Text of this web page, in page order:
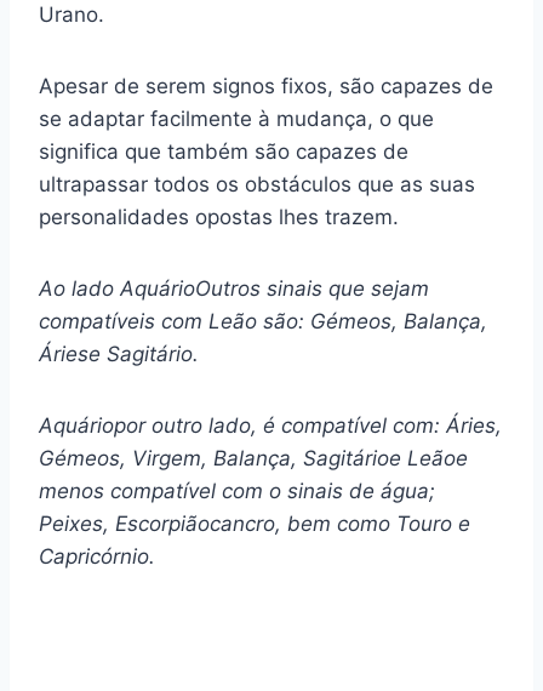
Urano.
Apesar de serem signos fixos, são capazes de
se adaptar facilmente à mudança, o que
significa que também são capazes de
ultrapassar todos os obstáculos que as suas
personalidades opostas lhes trazem.
Ao lado AquárioOutros sinais que sejam
compatíveis com Leão são: Gémeos, Balança,
Áriese Sagitário.
Aquáriopor outro lado, é compatível com: Áries,
Gémeos, Virgem, Balança, Sagitárioe Leãoe
menos compatível com o sinais de água;
Peixes, Escorpiãocancro, bem como Touro e
Capricórnio.